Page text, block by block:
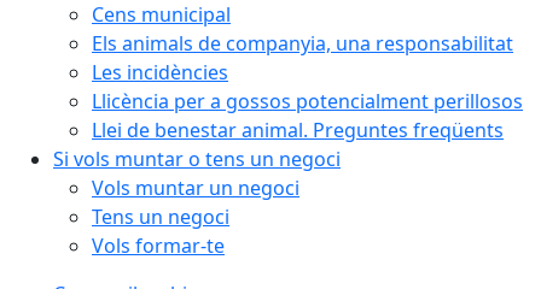
Cens municipal
Els animals de companyia, una responsabilitat
Les incidències
Llicència per a gossos potencialment perillosos
Llei de benestar animal. Preguntes freqüents
Si vols muntar o tens un negoci
Vols muntar un negoci
Tens un negoci
Vols formar-te